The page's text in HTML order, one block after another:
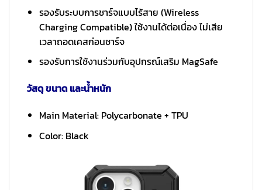
รองรับระบบการชาร์จแบบไร้สาย (Wireless
Charging Compatible) ใช้งานได้ต่อเนื่อง ไม่เสีย
เวลาถอดเคสก่อนชาร์จ
รองรับการใช้งานร่วมกับอุปกรณ์เสริม MagSafe
วัสดุ ขนาด และน้ำหนัก
Main Material: Polycarbonate + TPU
Color: Black